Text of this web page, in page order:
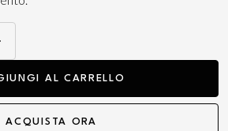
AL CARRELLO
ACQUISTA ORA